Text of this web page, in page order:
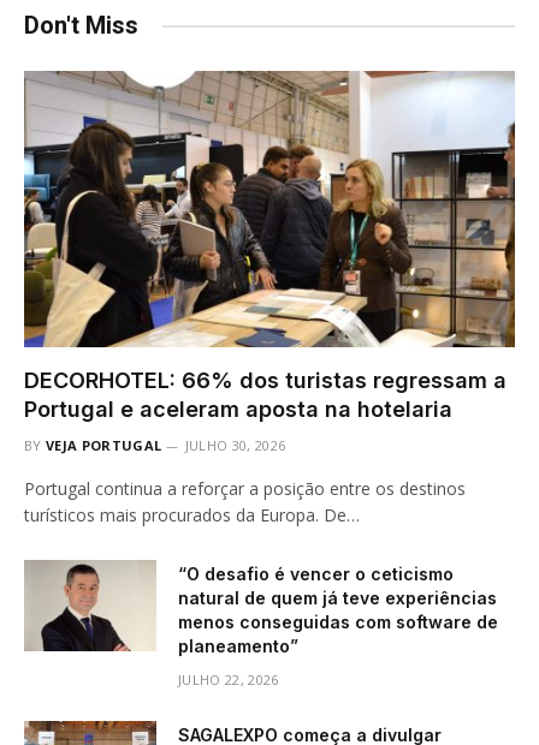
Don't Miss
DECORHOTEL: 66% dos turistas regressam a
Portugal e aceleram aposta na hotelaria
BY VEJA PORTUGAL JULHO 30, 2026
Portugal continua a reforçar a posição entre os destinos
turísticos mais procurados da Europa. De…
“O desafio é vencer o ceticismo
natural de quem já teve experiências
menos conseguidas com software de
planeamento”
JULHO 22, 2026
SAGALEXPO começa a divulgar